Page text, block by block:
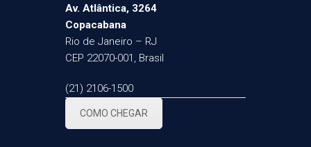
Av. Atlântica, 3264
Copacabana
Rio de Janeiro – RJ
CEP 22070-001, Brasil
(21) 2106-1500
COMO CHEGAR